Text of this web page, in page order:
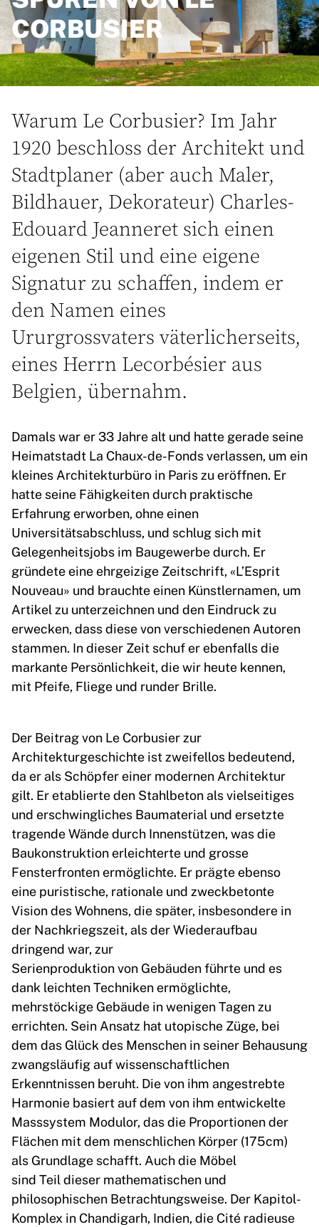
CORBUSIER
Warum Le Corbusier? Im Jahr
1920 beschloss der Architekt und
Stadtplaner (aber auch Maler,
Bildhauer, Dekorateur) Charles-
Edouard Jeanneret sich einen
eigenen Stil und eine eigene
Signatur zu schaffen, indem er
den Namen eines
Ururgrossvaters väterlicherseits,
eines Herrn Lecorbésier aus
Belgien, übernahm.
Damals war er 33 Jahre alt und hatte gerade seine
Heimatstadt La Chaux-de-Fonds verlassen, um ein
kleines Architekturbüro in Paris zu eröffnen. Er
hatte seine Fähigkeiten durch praktische
Erfahrung erworben, ohne einen
Universitätsabschluss, und schlug sich mit
Gelegenheitsjobs im Baugewerbe durch. Er
gründete eine ehrgeizige Zeitschrift, «L’Esprit
Nouveau» und brauchte einen Künstlernamen, um
Artikel zu unterzeichnen und den Eindruck zu
erwecken, dass diese von verschiedenen Autoren
stammen. In dieser Zeit schuf er ebenfalls die
markante Persönlichkeit, die wir heute kennen,
mit Pfeife, Fliege und runder Brille.
Der Beitrag von Le Corbusier zur
Architekturgeschichte ist zweifellos bedeutend,
da er als Schöpfer einer modernen Architektur
gilt. Er etablierte den Stahlbeton als vielseitiges
und erschwingliches Baumaterial und ersetzte
tragende Wände durch Innenstützen, was die
Baukonstruktion erleichterte und grosse
Fensterfronten ermöglichte. Er prägte ebenso
eine puristische, rationale und zweckbetonte
Vision des Wohnens, die später, insbesondere in
der Nachkriegszeit, als der Wiederaufbau
dringend war, zur
Serienproduktion von Gebäuden führte und es
dank leichten Techniken ermöglichte,
mehrstöckige Gebäude in wenigen Tagen zu
errichten. Sein Ansatz hat utopische Züge, bei
dem das Glück des Menschen in seiner Behausung
zwangsläufig auf wissenschaftlichen
Erkenntnissen beruht. Die von ihm angestrebte
Harmonie basiert auf dem von ihm entwickelte
Masssystem Modulor, das die Proportionen der
Flächen mit dem menschlichen Körper (175cm)
als Grundlage schafft. Auch die Möbel
sind Teil dieser mathematischen und
philosophischen Betrachtungsweise. Der Kapitol-
Komplex in Chandigarh, Indien, die Cité radieuse